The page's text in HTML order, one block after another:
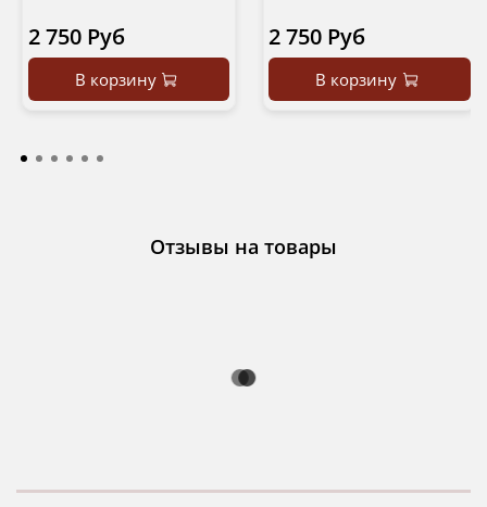
2 750 Руб
В корзину
2 750 Руб
В корзину
Отзывы на товары